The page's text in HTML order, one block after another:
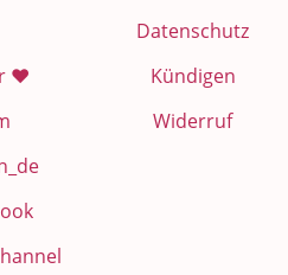
❤️
Datenschutz
Kündigen
Widerruf